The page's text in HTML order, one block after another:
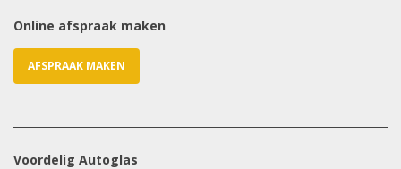
Online afspraak maken
AFSPRAAK MAKEN
Voordelig Autoglas